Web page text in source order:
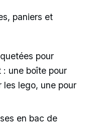
paniers et
pour
une boîte pour
les lego, une pour
en bac de